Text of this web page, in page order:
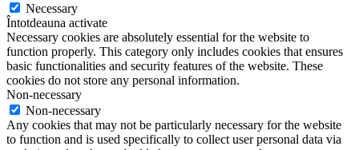
Necessary
Întotdeauna activate
Necessary cookies are absolutely essential for the website to
function properly. This category only includes cookies that ensures
basic functionalities and security features of the website. These
cookies do not store any personal information.
Non-necessary
Non-necessary
Any cookies that may not be particularly necessary for the website
to function and is used specifically to collect user personal data via